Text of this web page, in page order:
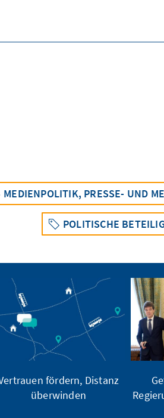
MEDIENPOLITIK, PRESSE- UND
POLITISCHE
fördern, Distanz
überwinden